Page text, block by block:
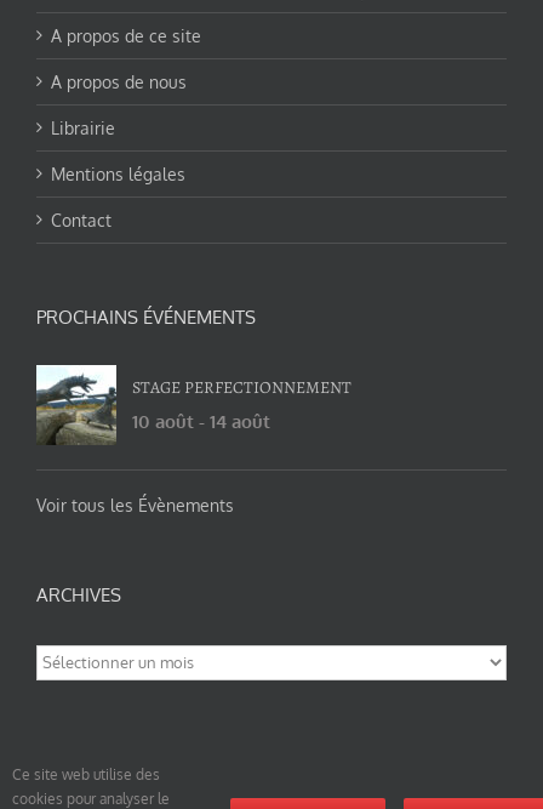
A propos de ce site
A propos de nous
Librairie
Mentions légales
Contact
PROCHAINS ÉVÉNEMENTS
STAGE PERFECTIONNEMENT
10 août - 14 août
Voir tous les Évènements
ARCHIVES
Archives
Ce site web utilise des
cookies pour analyser le